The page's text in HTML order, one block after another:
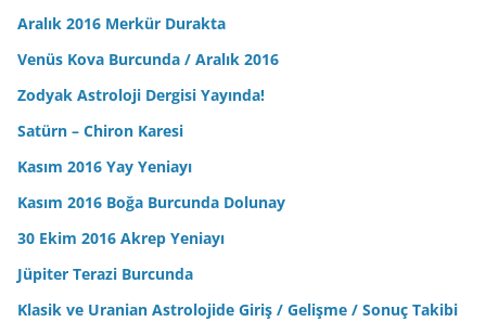
Aralık 2016 Merkür Durakta
Venüs Kova Burcunda / Aralık 2016
Zodyak Astroloji Dergisi Yayında!
Satürn – Chiron Karesi
Kasım 2016 Yay Yeniayı
Kasım 2016 Boğa Burcunda Dolunay
30 Ekim 2016 Akrep Yeniayı
Jüpiter Terazi Burcunda
Klasik ve Uranian Astrolojide Giriş / Gelişme / Sonuç Takibi